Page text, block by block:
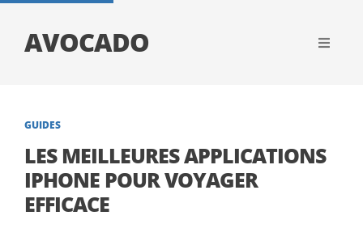
AVOCADO
GUIDES
LES MEILLEURES APPLICATIONS
IPHONE POUR VOYAGER
EFFICACE